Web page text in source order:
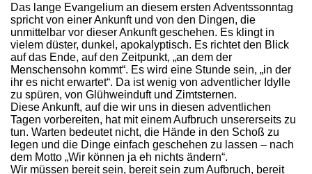
Das lange Evangelium an diesem ersten Adventssonntag
spricht von einer Ankunft und von den Dingen, die
unmittelbar vor dieser Ankunft geschehen. Es klingt in
vielem düster, dunkel, apokalyptisch. Es richtet den Blick
auf das Ende, auf den Zeitpunkt, „an dem der
Menschensohn kommt“. Es wird eine Stunde sein, „in der
ihr es nicht erwartet“. Da ist wenig von adventlicher Idylle
zu spüren, von Glühweinduft und Zimtsternen.
Diese Ankunft, auf die wir uns in diesen adventlichen
Tagen vorbereiten, hat mit einem Aufbruch unsererseits zu
tun. Warten bedeutet nicht, die Hände in den Schoß zu
legen und die Dinge einfach geschehen zu lassen – nach
dem Motto „Wir können ja eh nichts ändern“.
Wir müssen bereit sein, bereit sein zum Aufbruch, bereit